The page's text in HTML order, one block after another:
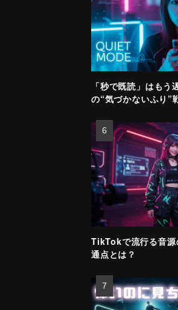
「秒で既読」はも
の“気づかないふり”
TikTokで流行る音源
通点とは？